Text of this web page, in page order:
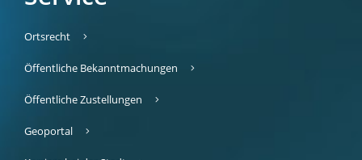
Ortsrecht
Öffentliche Bekanntmachungen
Öffentliche Zustellungen
Geoportal